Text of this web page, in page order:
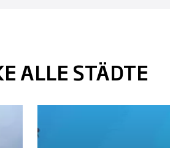
ALLE STÄDTE